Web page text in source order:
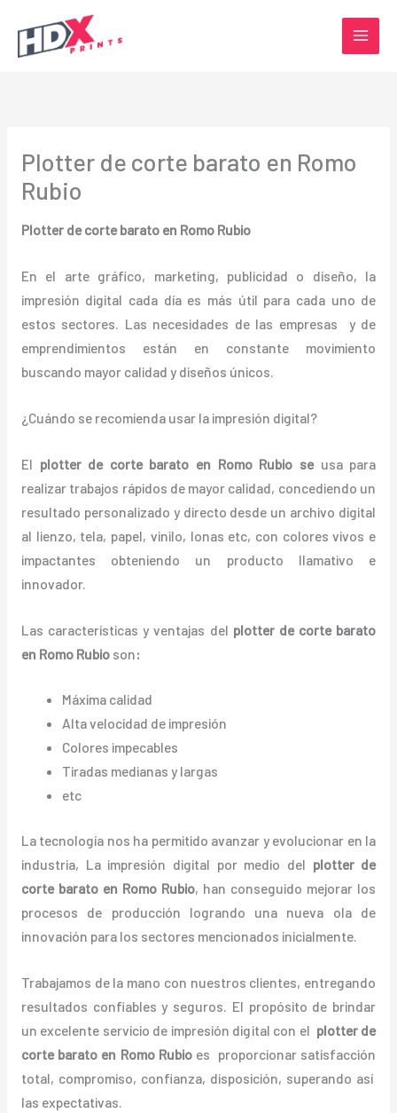
contenido
Plotter de corte barato en Romo
Rubio
Plotter de corte barato en Romo Rubio
En el arte gráfico, marketing, publicidad o diseño, la
impresión digital cada día es más útil para cada uno de
estos sectores. Las necesidades de las empresas y de
emprendimientos están en constante movimiento
buscando mayor calidad y diseños únicos.
¿Cuándo se recomienda usar la impresión digital?
El plotter de corte barato en Romo Rubio seusa para
realizar trabajos rápidos de mayor calidad, concediendo un
resultado personalizado y directo desde un archivo digital
al lienzo, tela, papel, vinilo, lonas etc, con colores vivos e
impactantes obteniendo un producto llamativo e
innovador.
Las características y ventajas del plotter de corte barato
en Romo Rubio son:
Máxima calidad
Alta velocidad de impresión
Colores impecables
Tiradas medianas y largas
etc
La tecnología nos ha permitido avanzar y evolucionar en la
industria, La impresión digital por medio del plotter de
corte barato en Romo Rubio, han conseguido mejorar los
procesos de producción logrando una nueva ola de
innovación para los sectores mencionados inicialmente.
Trabajamos de la mano con nuestros clientes, entregando
resultados confiables y seguros. El propósito de brindar
un excelente servicio de impresión digital con el plotter de
corte barato en Romo Rubio es proporcionar satisfacción
total, compromiso, confianza, disposición, superando así
las expectativas.